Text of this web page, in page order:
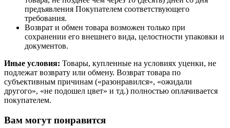
предъявления Покупателем соответствующего
требования.
Возврат и обмен товара возможен только при
сохранении его внешнего вида, целостности упаковки и
документов.
Иные условия: Товары, купленные на условиях уценки, не
подлежат возврату или обмену. Возврат товара по
субъективным причинам («разонравился», «ожидали
другого», «не подошел цвет» и тд.) полностью оплачивается
покупателем.
Вам могут понравится